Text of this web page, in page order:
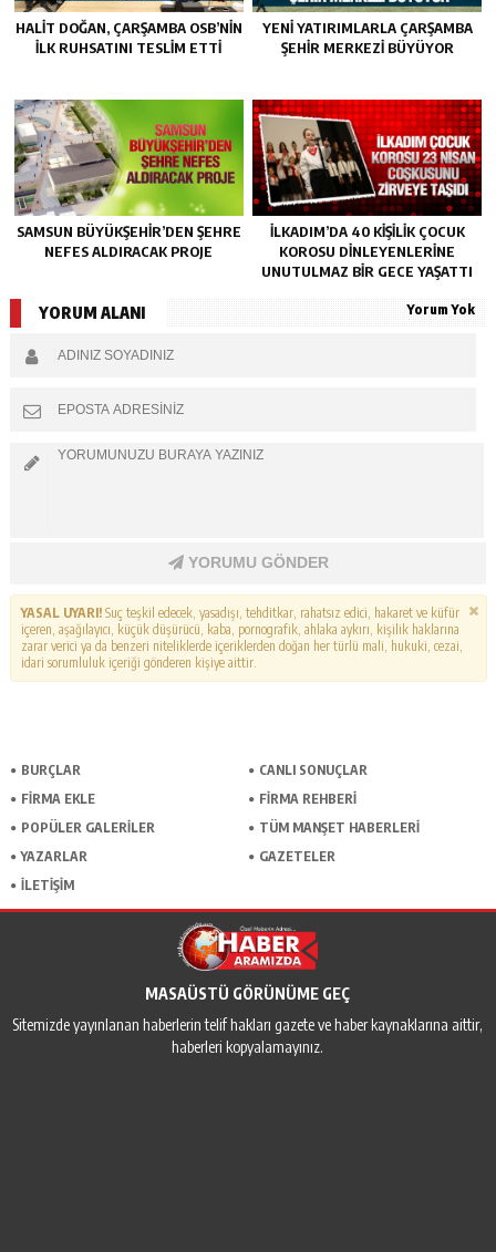
HALIT DOĞAN, ÇARŞAMBA OSB’NIN
İLK RUHSATINI TESLIM ETTI
YENI YATIRIMLARLA ÇARŞAMBA
ŞEHIR MERKEZI BÜYÜYOR
SAMSUN BÜYÜKŞEHIR’DEN ŞEHRE
NEFES ALDIRACAK PROJE
İLKADIM’DA 40 KIŞILIK ÇOCUK
KOROSU DINLEYENLERINE
UNUTULMAZ BIR GECE YAŞATTI
YORUM ALANI Yorum Yok
YORUMU GÖNDER
YASAL UYARI!Suç teşkil edecek, yasadışı, tehditkar, rahatsız edici, hakaret ve küfür
içeren, aşağılayıcı, küçük düşürücü, kaba, pornografik, ahlaka aykırı, kişilik haklarına
zarar verici ya da benzeri niteliklerde içeriklerden doğan her türlü mali, hukuki, cezai,
idari sorumluluk içeriği gönderen kişiye aittir.
BURÇLAR
CANLI SONUÇLAR
FİRMA EKLE
FİRMA REHBERİ
POPÜLER GALERİLER
TÜM MANŞET HABERLERİ
YAZARLAR
GAZETELER
İLETİŞİM
MASAÜSTÜ GÖRÜNÜME GEÇ
Sitemizde yayınlanan haberlerin telif hakları gazete ve haber kaynaklarına aittir,
haberleri kopyalamayınız.